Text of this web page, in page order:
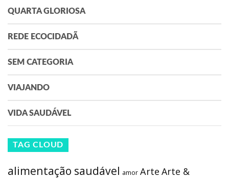
QUARTA GLORIOSA
REDE ECOCIDADÃ
SEM CATEGORIA
VIAJANDO
VIDA SAUDÁVEL
TAG CLOUD
alimentação saudável amor Arte Arte &